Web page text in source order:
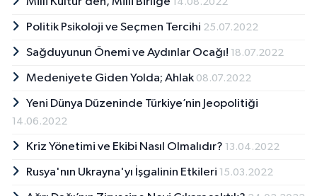
Politik Psikoloji ve Seçmen Tercihi 25.07.2022
Sağduyunun Önemi ve Aydınlar Ocağı! 18.07.2022
Medeniyete Giden Yolda; Ahlak 08.07.2022
Yeni Dünya Düzeninde Türkiye’nin Jeopolitiği
14.06.2022
Kriz Yönetimi ve Ekibi Nasıl Olmalıdır? 13.04.2022
Rusya'nın Ukrayna'yı İşgalinin Etkileri 15.03.2022